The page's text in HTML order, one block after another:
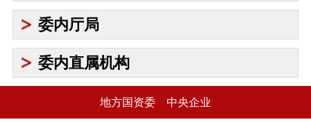
委内厅局
委内直属机构
地方国资委 中央企业